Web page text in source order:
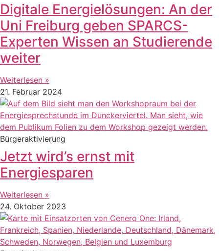
Digitale Energielösungen: An der
Uni Freiburg geben SPARCS-
Experten Wissen an Studierende
weiter
Weiterlesen »
21. Februar 2024
Bürgeraktivierung
Jetzt wird’s ernst mit
Energiesparen
Weiterlesen »
24. Oktober 2023